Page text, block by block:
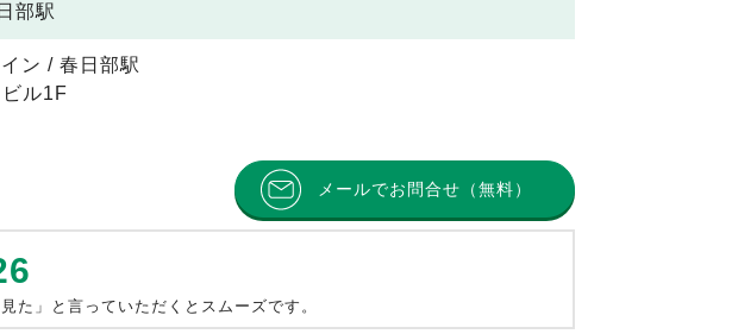
部駅
ン / 春日部駅
ル1F
メールでお問合せ（無料）
」と言っていただくとスムーズです。